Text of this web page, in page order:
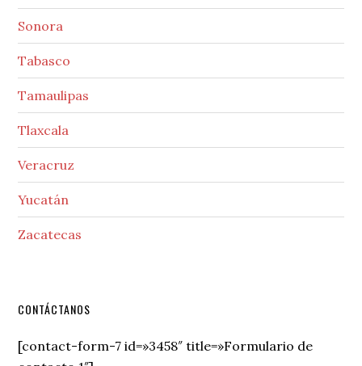
Sonora
Tabasco
Tamaulipas
Tlaxcala
Veracruz
Yucatán
Zacatecas
Secondary
Sidebar
CONTÁCTANOS
[contact-form-7 id=»3458″ title=»Formulario de